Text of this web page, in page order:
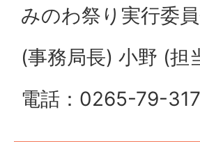
みのわ祭り実行委
(事務局長) 小野 (担
電話：0265-79-